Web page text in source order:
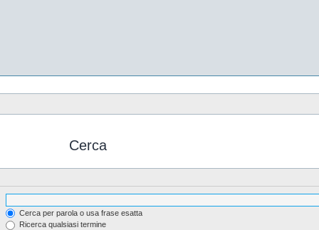
Cerca
Cerca per parola o usa frase esatta
Ricerca qualsiasi termine